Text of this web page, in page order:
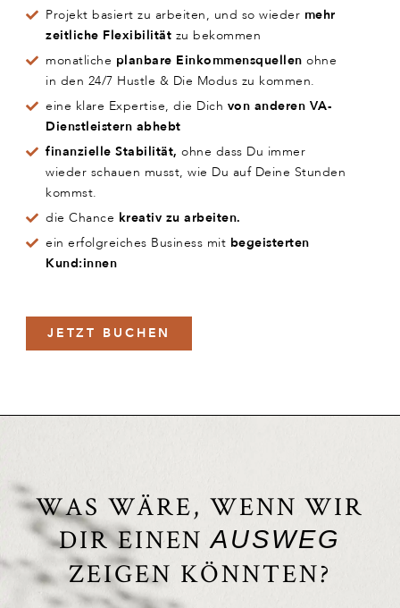
Projekt basiert zu arbeiten, und so wieder mehr
zeitliche Flexibilität zu bekommen
monatliche planbare Einkommensquellen ohne
in den 24/7 Hustle & Die Modus zu kommen.
eine klare Expertise, die Dich von anderen VA-
Dienstleistern abhebt
finanzielle Stabilität, ohne dass Du immer
wieder schauen musst, wie Du auf Deine Stunden
kommst.
die Chance kreativ zu arbeiten.
ein erfolgreiches Business mit begeisterten
Kund:innen
JETZT BUCHEN
WAS WÄRE, WENN WIR
DIR EINENAUSWEG
ZEIGEN KÖNNTEN?